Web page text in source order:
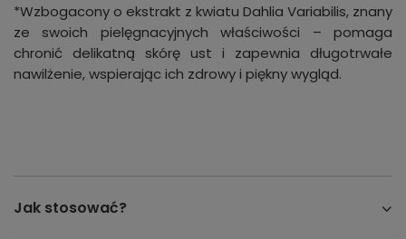
*Wzbogacony o ekstrakt z kwiatu Dahlia Variabilis, znany
ze swoich pielęgnacyjnych właściwości – pomaga
chronić delikatną skórę ust i zapewnia długotrwałe
nawilżenie, wspierając ich zdrowy i piękny wygląd.
Jak stosować?